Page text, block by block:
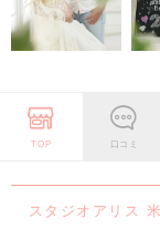
TOP 口コミ
スタジオアリス